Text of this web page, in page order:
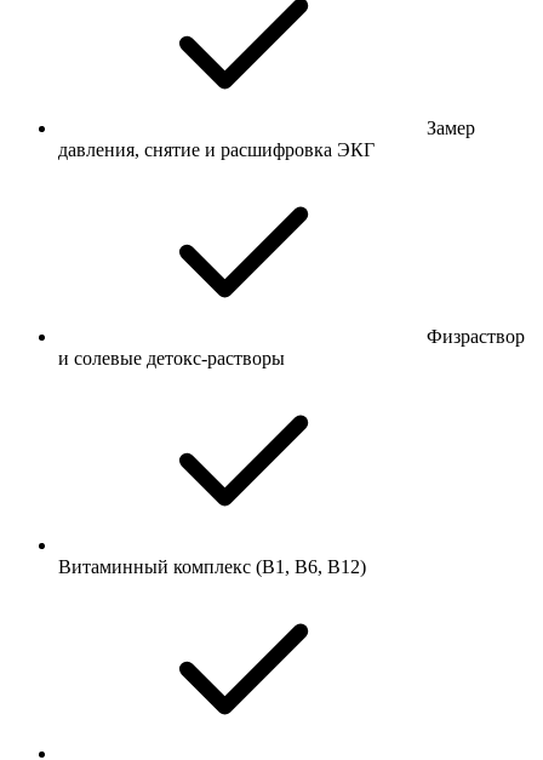
Замер
давления, снятие и расшифровка ЭКГ
Физраствор
и солевые детокс-растворы
Витаминный комплекс (B1, B6, B12)